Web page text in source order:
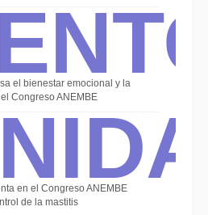
el bienestar emocional y la
Congreso ANEMBE
en el Congreso ANEMBE
de la mastitis